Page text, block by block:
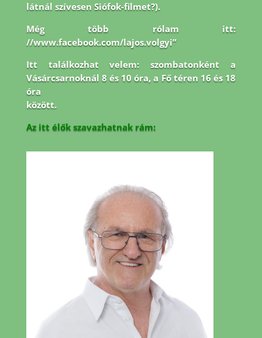
látnál szívesen Siófok-filmet?).
Még több rólam itt:
//www.facebook.com/lajos.volgyi”
Itt találkozhat velem: szombatonként a
Vásárcsarnoknál 8 és 10 óra, a Fő téren 16 és 18
óra
között.
Az itt élők szavazhatnak rám: